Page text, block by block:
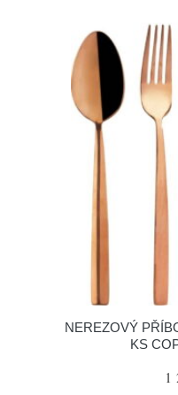
NEREZOVÝ
KS
1